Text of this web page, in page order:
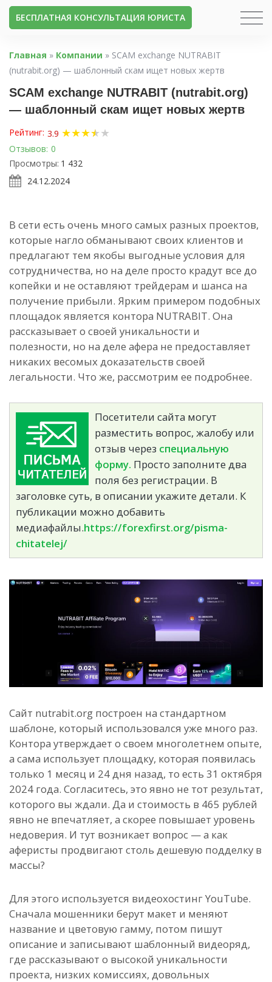
БЕСПЛАТНАЯ КОНСУЛЬТАЦИЯ ЮРИСТА
Главная » Компании » SCAM exchange NUTRABIT
(nutrabit.org) — шаблонный скам ищет новых жертв
SCAM exchange NUTRABIT (nutrabit.org)
— шаблонный скам ищет новых жертв
Рейтинг: 3.9 ★★★★
★★
Отзывов: 0
Просмотры: 1 432
24.12.2024
В сети есть очень много самых разных проектов,
которые нагло обманывают своих клиентов и
предлагают тем якобы выгодные условия для
сотрудничества, но на деле просто крадут все до
копейки и не оставляют трейдерам и шанса на
получение прибыли. Ярким примером подобных
площадок является контора NUTRABIT. Она
рассказывает о своей уникальности и
полезности, но на деле афера не предоставляет
никаких весомых доказательств своей
легальности. Что же, рассмотрим ее подробнее.
Посетители сайта могут
разместить вопрос, жалобу или
отзыв через специальную
форму. Просто заполните два
поля без регистрации. В
заголовке суть, в описании укажите детали. К
публикации можно добавить
медиафайлы.https://forexfirst.org/pisma-
chitatelej/
Сайт nutrabit.org построен на стандартном
шаблоне, который использовался уже много раз.
Контора утверждает о своем многолетнем опыте,
а сама использует площадку, которая появилась
только 1 месяц и 24 дня назад, то есть 31 октября
2024 года. Согласитесь, это явно не тот результат,
которого вы ждали. Да и стоимость в 465 рублей
явно не впечатляет, а скорее повышает уровень
недоверия. И тут возникает вопрос — а как
аферисты продвигают столь дешевую подделку в
массы?
Для этого используется видеохостинг YouTube.
Сначала мошенники берут макет и меняют
название и цветовую гамму, потом пишут
описание и записывают шаблонный видеоряд,
где рассказывают о высокой уникальности
проекта, низких комиссиях, довольных